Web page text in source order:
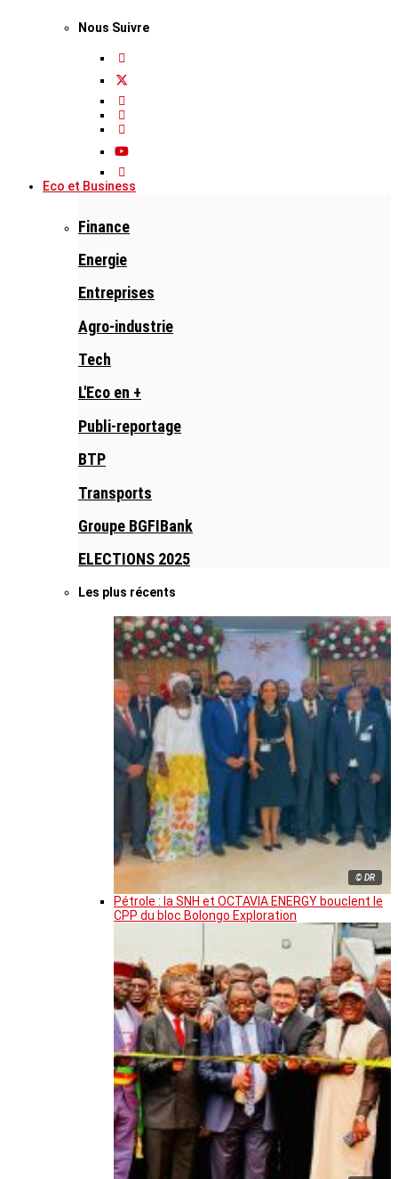
Nous Suivre
Eco et Business
Finance
Energie
Entreprises
Agro-industrie
Tech
L'Eco en +
Publi-reportage
BTP
Transports
Groupe BGFIBank
ELECTIONS 2025
Les plus récents
© DR
Pétrole : la SNH et OCTAVIA ENERGY bouclent le
CPP du bloc Bolongo Exploration